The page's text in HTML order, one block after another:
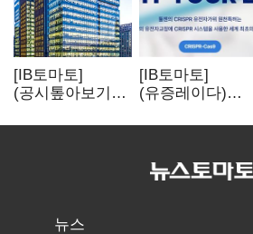
[IB토마토]
(공시톺아보기)
바로 매출로
[IB토마토]
(유증레이다)
3분의 1 토막…
비용부터 챙긴다
뉴스